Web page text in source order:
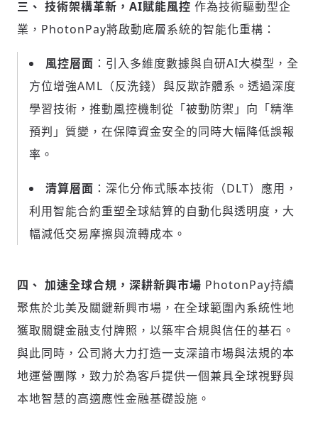
登入或註冊
參與下一波全球科技革命
輸入 Email 驗證碼
(十分鐘內有效)
三、 技術架構革新， AI賦能風控 作為技術驅動型企
業，PhotonPay將啟動底層系統的智能化重構：
風控層面 ：引入多維度數據與自研AI大模型，全
方位增強AML（反洗錢）與反欺詐體系。透過深度
學習技術，推動風控機制從「被動防禦」向「精準
預判」質變，在保障資金安全的同時大幅降低誤報
率。
清算層面 ：深化分佈式賬本技術（DLT）應用，
利用智能合約重塑全球結算的自動化與透明度，大
幅減低交易摩擦與流轉成本。
四、 加速全球合規，深耕新興市場 PhotonPay持續
聚焦於北美及關鍵新興市場，在全球範圍內系統性地
獲取關鍵金融支付牌照，以築牢合規與信任的基石。
與此同時，公司將大力打造一支深諳市場與法規的本
地運營團隊，致力於為客戶提供一個兼具全球視野與
本地智慧的高適應性金融基礎設施。